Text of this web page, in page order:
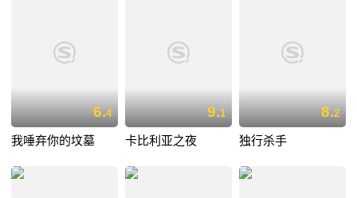
6.4
我唾弃你的坟墓
9.1
卡比利亚之夜
8.2
独行杀手